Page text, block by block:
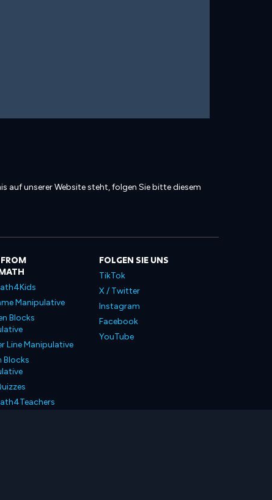
auf unserer Website steht, folgen Sie bitte diesem
Manipulative
Blocks
Line Manipulative
Blocks
FOLGEN SIE UNS
TikTok
X / Twitter
Instagram
Facebook
YouTube